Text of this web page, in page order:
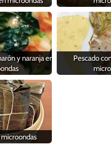
y naranja en
Pescado